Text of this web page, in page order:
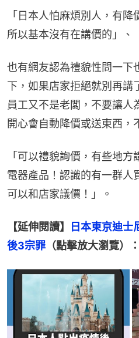
「日本人怕麻煩別人，有降
所以基本沒有在講價的」、
也有網友認為禮貌性問一下
下，如果店家拒絕就別再講
員工又不是老闆，不要讓人
開心會自動降價或送東西，
「可以禮貌詢價，有些地方
電器產品！認識的有一群人
可以和店家議價！」。
【延伸閱讀】
日本東京迪士
後3宗罪 （點擊放大瀏覽）：